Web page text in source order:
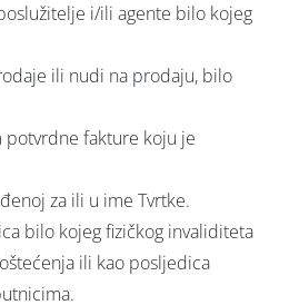
i/ili agente bilo kojeg
ili nudi na prodaju, bilo
potvrdne fakture koju je
za ili u ime Tvrtke.
bilo kojeg fizičkog invaliditeta
ili kao posljedica